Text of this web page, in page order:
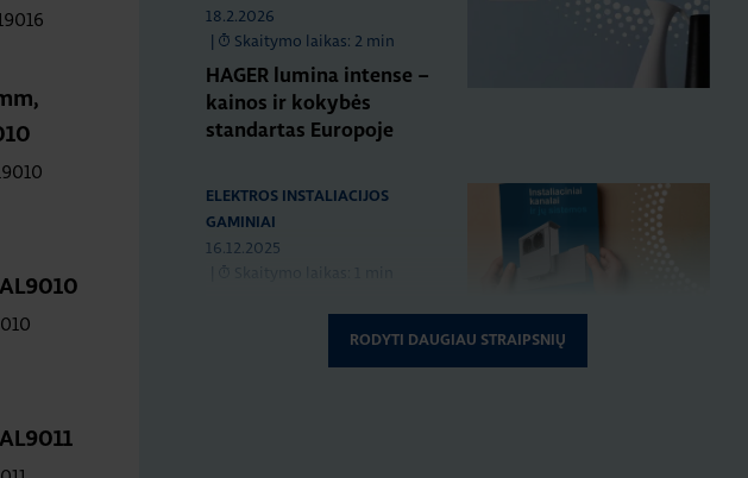
18.2.2026
|
Skaitymo laikas: 2 min
HAGER lumina intense –
kainos ir kokybės
standartas Europoje
ELEKTROS INSTALIACIJOS
GAMINIAI
16.12.2025
instaliacinių kanalų ir jųRODYTI DAUGIAU STRAIPSNIŲ